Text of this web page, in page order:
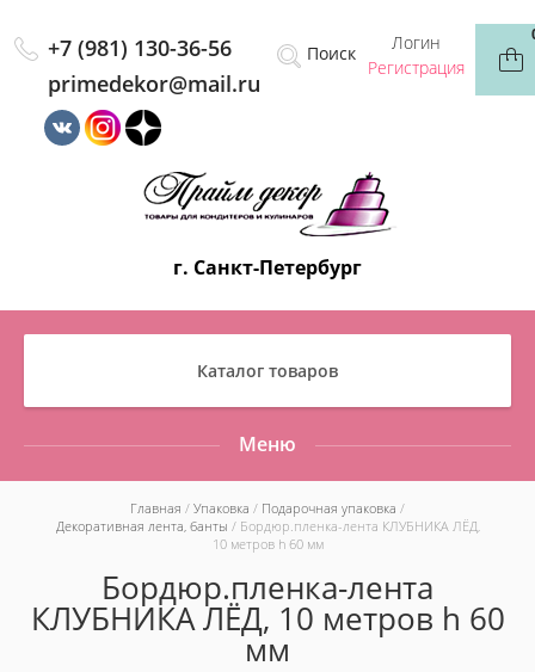
+7 (981) 130-36-56
primedekor@mail.ru
Логин
Регистрация
г. Санкт-Петербург
Каталог товаров
Меню
Главная / Упаковка / Подарочная упаковка /
Декоративная лента, банты / Бордюр.пленка-лента КЛУБНИКА ЛЁД,
10 метров h 60 мм
Бордюр.пленка-лента
КЛУБНИКА ЛЁД, 10 метров h 60
мм